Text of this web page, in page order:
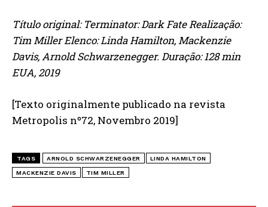
Título original: Terminator: Dark Fate Realização:
Tim Miller Elenco: Linda Hamilton, Mackenzie
Davis, Arnold Schwarzenegger. Duração: 128 min
EUA, 2019
[Texto originalmente publicado na revista
Metropolis nº72, Novembro 2019]
TAGS ARNOLD SCHWARZENEGGER LINDA HAMILTON
MACKENZIE DAVIS TIM MILLER